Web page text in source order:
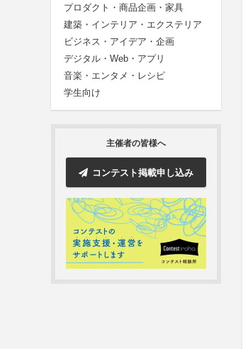
プロダクト・商品企画・家具
建築・インテリア・エクステリア
ビジネス・アイデア・企画
デジタル・Web・アプリ
音楽・エンタメ・レシピ
学生向け
主催者の皆様へ
コンテスト掲載申し込み